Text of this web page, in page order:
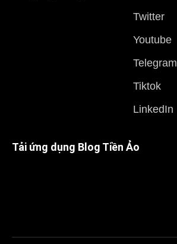
Twitter
Youtube
Telegram
Tiktok
LinkedIn
Tải ứng dụng Blog Tiền Ảo